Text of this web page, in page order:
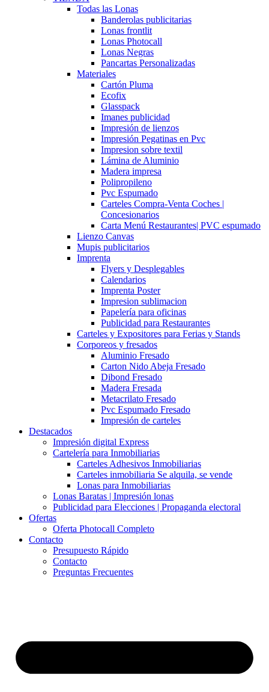
Todas las Lonas
Banderolas publicitarias
Lonas frontlit
Lonas Photocall
Lonas Negras
Pancartas Personalizadas
Materiales
Cartón Pluma
Ecofix
Glasspack
Imanes publicidad
Impresión de lienzos
Impresión Pegatinas en Pvc
Impresion sobre textil
Lámina de Aluminio
Madera impresa
Polipropileno
Pvc Espumado
Carteles Compra-Venta Coches |
Concesionarios
Carta Menú Restaurantes| PVC espumado
Lienzo Canvas
Mupis publicitarios
Imprenta
Flyers y Desplegables
Calendarios
Imprenta Poster
Impresion sublimacion
Papelería para oficinas
Publicidad para Restaurantes
Carteles y Expositores para Ferias y Stands
Corporeos y fresados
Aluminio Fresado
Carton Nido Abeja Fresado
Dibond Fresado
Madera Fresada
Metacrilato Fresado
Pvc Espumado Fresado
Impresión de carteles
Destacados
Impresión digital Express
Cartelería para Inmobiliarias
Carteles Adhesivos Inmobiliarias
Carteles inmobiliaria Se alquila, se vende
Lonas para Inmobiliarias
Lonas Baratas | Impresión lonas
Publicidad para Elecciones | Propaganda electoral
Ofertas
Oferta Photocall Completo
Contacto
Presupuesto Rápido
Contacto
Preguntas Frecuentes